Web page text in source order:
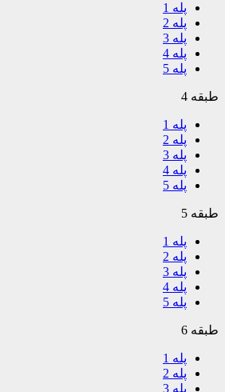
پله 1
پله 2
پله 3
پله 4
پله 5
طبقه 4
پله 1
پله 2
پله 3
پله 4
پله 5
طبقه 5
پله 1
پله 2
پله 3
پله 4
پله 5
طبقه 6
پله 1
پله 2
پله 3